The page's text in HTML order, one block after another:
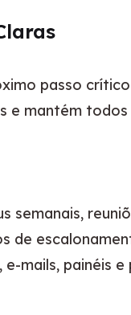
passo
e mantém
semanais,
de
e-mails, painéis